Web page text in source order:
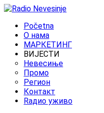
Početna
O нама
МАРКЕТИНГ
ВИЈЕСТИ
Невесиње
Промо
Регион
Контакт
Rадио уживо